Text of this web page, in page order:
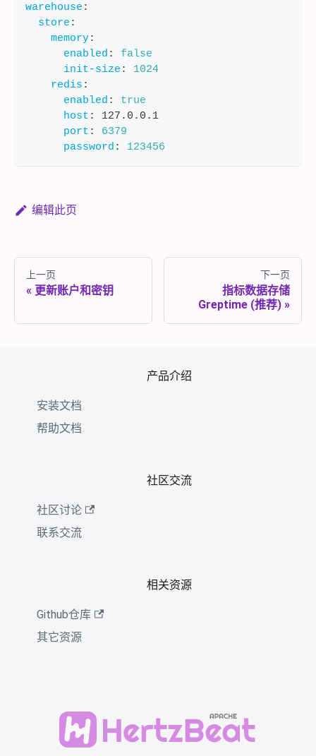
warehouse :
store :
memory:
enabled :
false
init-size :
1024
redis :
enabled :
true
host :
127.0.0.1
port :
6379
password : 123456
编辑此页
上一页
更新账户和密钥
下一页
指标数据存储
Greptime (推荐)
产品介绍
安装文档
帮助文档
社区交流
社区讨论
联系交流
相关资源
Github仓库
其它资源